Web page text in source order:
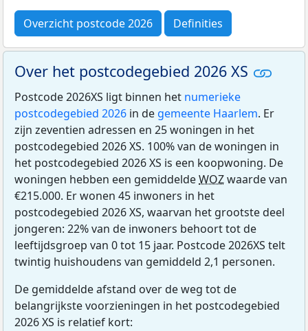
Overzicht postcode 2026 Definities
Over het postcodegebied 2026 XS
Postcode 2026XS ligt binnen het numerieke
postcodegebied 2026 in de gemeente Haarlem. Er
zijn zeventien adressen en 25 woningen in het
postcodegebied 2026 XS. 100% van de woningen in
het postcodegebied 2026 XS is een koopwoning. De
woningen hebben een gemiddeldeWOZwaarde van
€215.000. Er wonen 45 inwoners in het
postcodegebied 2026 XS, waarvan het grootste deel
jongeren: 22% van de inwoners behoort tot de
leeftijdsgroep van 0 tot 15 jaar. Postcode 2026XS telt
twintig huishoudens van gemiddeld 2,1 personen.
De gemiddelde afstand over de weg tot de
belangrijkste voorzieningen in het postcodegebied
2026 XS is relatief kort: